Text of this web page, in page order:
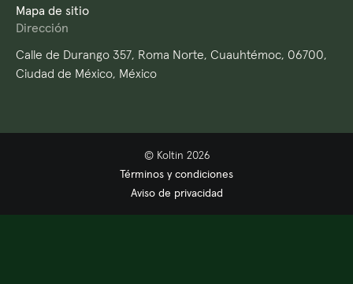
Mapa de sitio
Dirección
Calle de Durango 357, Roma Norte, Cuauhtémoc, 06700,
Ciudad de México, México
© Koltin 2026
Términos y condiciones
Aviso de privacidad